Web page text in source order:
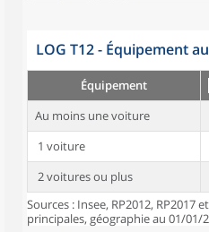
LOG T12 - Équipement
Équipement
Au moins une voiture
1 voiture
2 voitures ou plus
Sources : Insee, RP2012, RP2017
principales, géographie au 01/01/